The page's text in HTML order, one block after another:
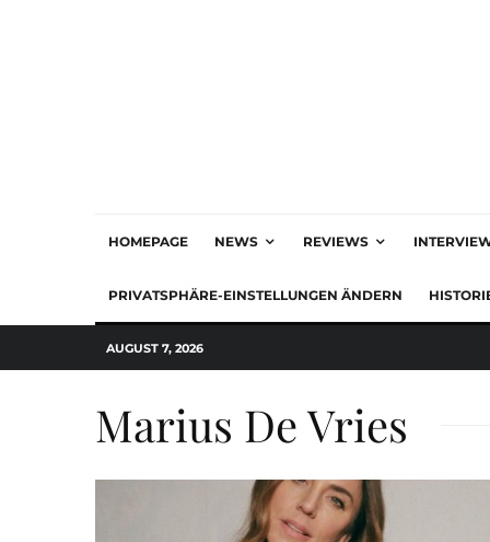
HOMEPAGE NEWS REVIEWS
PRIVATSPHÄRE-EINSTELLUNGEN ÄNDERN
AUGUST 7, 2026
Marius De Vries